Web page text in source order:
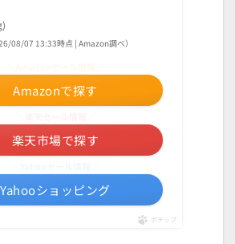
08/07 13:33時点 | Amazon調べ）
Amazonで探す
楽天市場で探す
Yahooショッピング
ポチップ